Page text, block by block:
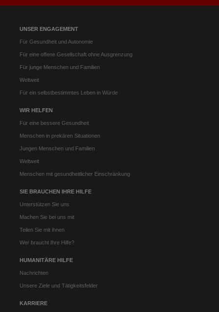
UNSER ENGAGEMENT
Für Gesundheit und Autonomie
Für eine offene Gesellschaft ohne Ausgrenzung
Für junge Menschen und Familien
Weltweit
Für ein selbstbestimmtes Leben in Würde
WIR HELFEN
Für eine bessere Gesundheit
Menschen in prekären Situationen
Jungen Menschen und Familien
Weltweit
Menschen mit gesundheitlicher Einschränkung
SIE BRAUCHEN IHRE HILFE
Unterstützen Sie uns
Machen Sie bei uns mit
Teilen Sie mit ihnen
Wer braucht Ihre Hilfe?
HUMANITÄRE HILFE
Nachrichten
Unsere Ziele und Tätigkeitsfelder
KARRIERE